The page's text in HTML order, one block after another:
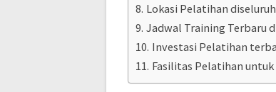
Lokasi Pelatihan
Jadwal Training Terbaru
Investasi Pelatihan
Fasilitas Pelatihan